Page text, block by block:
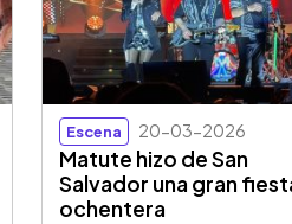
Escena 20-03-2026
Matute hizo de San
Salvador una gran
ochentera